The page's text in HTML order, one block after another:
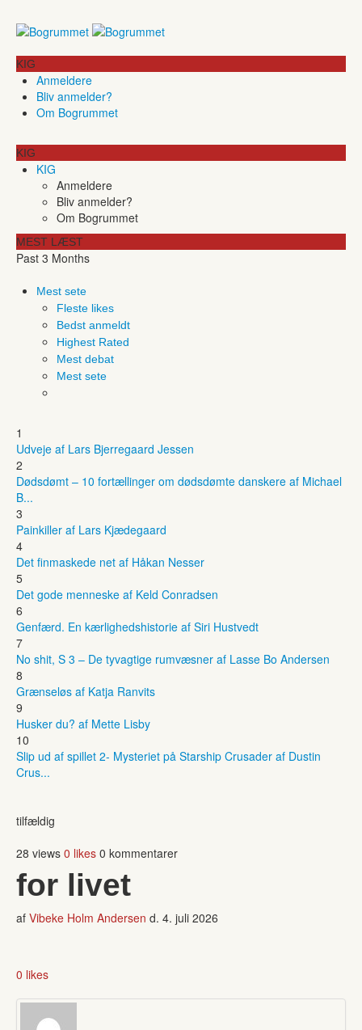
KIG
Anmeldere
Bliv anmelder?
Om Bogrummet
KIG
KIG
Anmeldere
Bliv anmelder?
Om Bogrummet
MEST LÆST
Past 3 Months
Mest sete
Fleste likes
Bedst anmeldt
Highest Rated
Mest debat
Mest sete
1
Udveje af Lars Bjerregaard Jessen
2
Dødsdømt – 10 fortællinger om dødsdømte danskere af Michael
B...
3
Painkiller af Lars Kjædegaard
4
Det finmaskede net af Håkan Nesser
5
Det gode menneske af Keld Conradsen
6
Genfærd. En kærlighedshistorie af Siri Hustvedt
7
No shit, S 3 – De tyvagtige rumvæsner af Lasse Bo Andersen
8
Grænseløs af Katja Ranvits
9
Husker du? af Mette Lisby
10
Slip ud af spillet 2- Mysteriet på Starship Crusader af Dustin
Crus...
tilfældig
28 views 0 likes 0 kommentarer
for livet
af Vibeke Holm Andersen d. 4. juli 2026
0 likes